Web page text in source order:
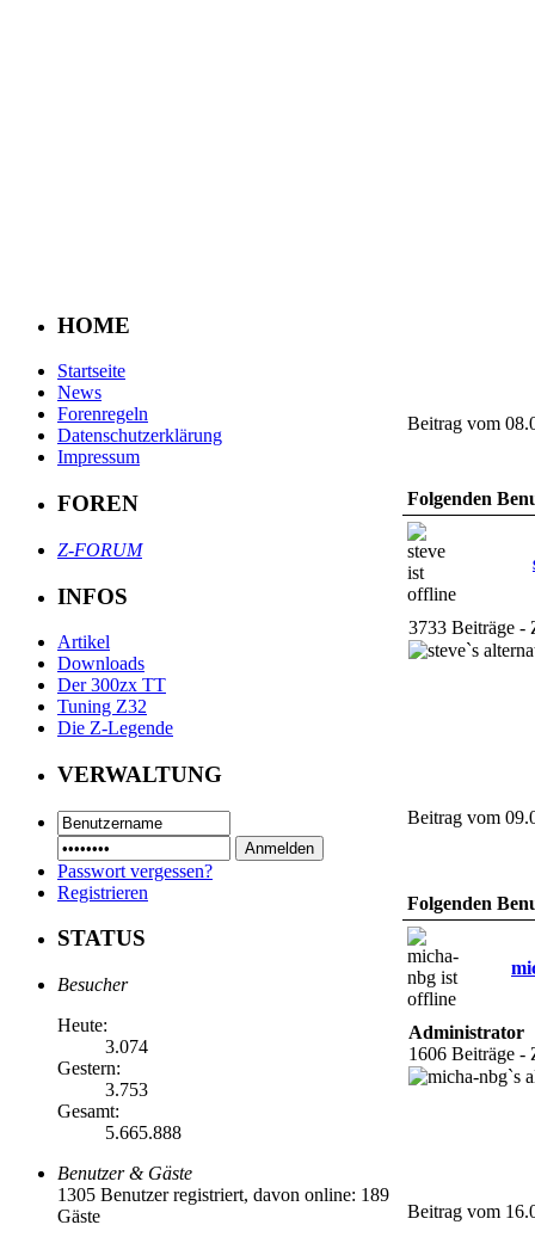
HOME
Startseite
News
Forenregeln
Datenschutzerklärung
Impressum
FOREN
Z-FORUM
INFOS
Artikel
Downloads
Der 300zx TT
Tuning Z32
Die Z-Legende
VERWALTUNG
Passwort vergessen?
Registrieren
STATUS
Besucher
Heute:
3.074
Gestern:
3.753
Gesamt:
5.665.888
Benutzer & Gäste
1305 Benutzer registriert, davon online: 189
Gäste
Beitrag vom
Folgenden
3733 Beiträge -
Beitrag vom
Folgenden
Administrator
1606 Beiträge -
Beitrag vom